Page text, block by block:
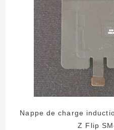
Nappe de charge
Z Flip